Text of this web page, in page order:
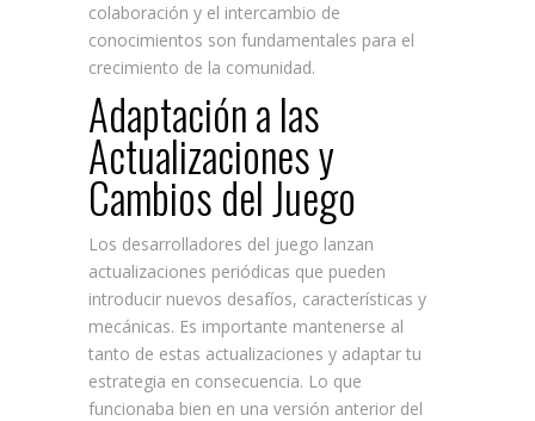
colaboración y el intercambio de
conocimientos son fundamentales para el
crecimiento de la comunidad.
Adaptación a las
Actualizaciones y
Cambios del Juego
Los desarrolladores del juego lanzan
actualizaciones periódicas que pueden
introducir nuevos desafíos, características y
mecánicas. Es importante mantenerse al
tanto de estas actualizaciones y adaptar tu
estrategia en consecuencia. Lo que
funcionaba bien en una versión anterior del